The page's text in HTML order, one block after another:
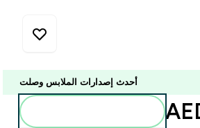
أحدث إصدارات الملابس وصلت